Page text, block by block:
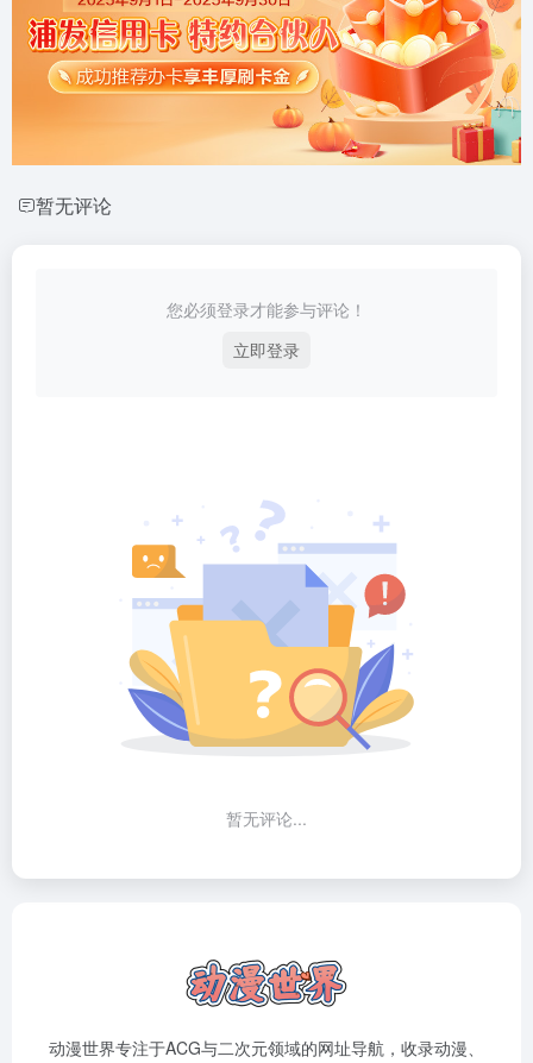
暂无评论
您必须登录才能参与评论！
立即登录
暂无评论...
动漫世界专注于ACG与二次元领域的网址导航，收录动漫、